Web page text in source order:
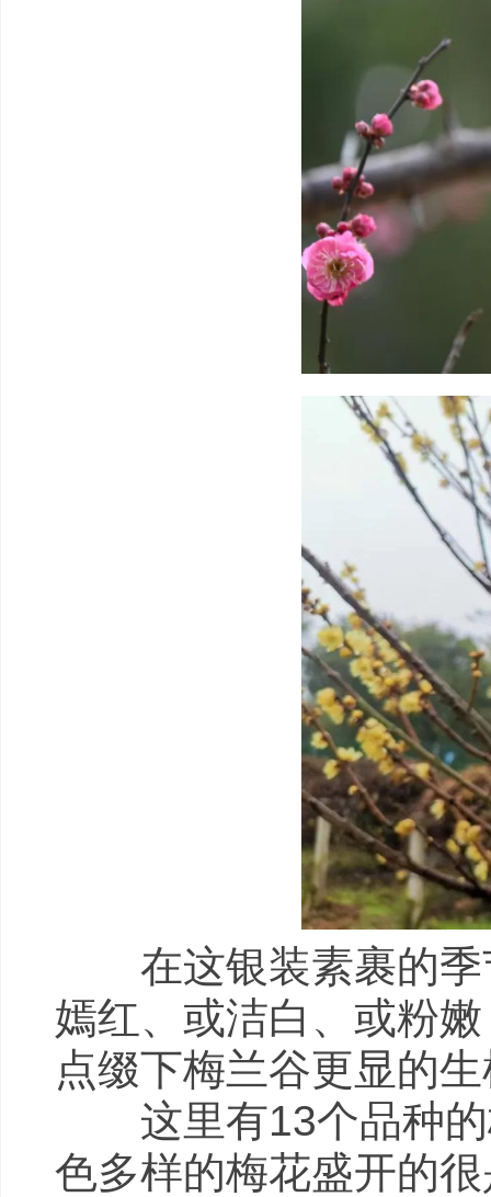
在这银装素裹的季
嫣红、或洁白、或粉
点缀下梅兰谷更显的
这里有13个品种的
色多样的梅花盛开的